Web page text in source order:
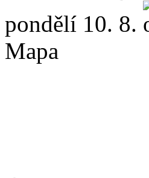
pondělí 10. 8.
Mapa